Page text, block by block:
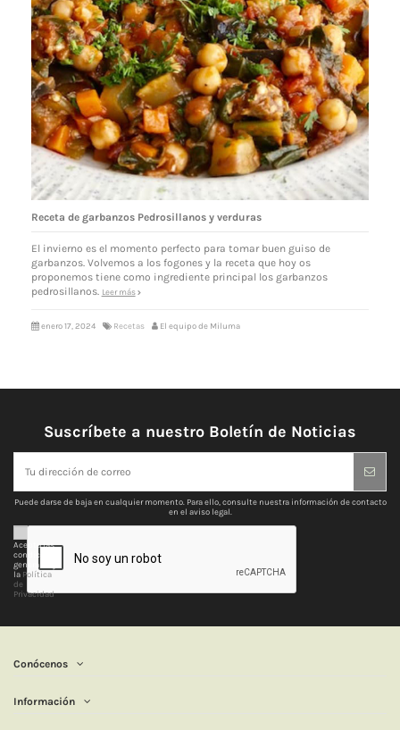
Receta de garbanzos Pedrosillanos y verduras
El invierno es el momento perfecto para tomar buen guiso de
garbanzos. Volvemos a los fogones y la receta que hoy os
proponemos tiene como ingrediente principal los garbanzos
pedrosillanos. Leer más
enero 17, 2024 Recetas El equipo de Miluma
Suscríbete a nuestro Boletín de Noticias
Puede darse de baja en cualquier momento. Para ello, consulte nuestra información de contacto
en el aviso legal.
Acepto las
condiciones
generales y
la Política
de
Privacidad
Conócenos
Información